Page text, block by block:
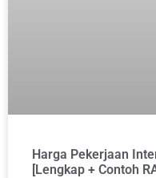
Harga Pekerjaan
[Lengkap + Contoh